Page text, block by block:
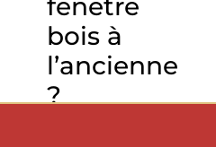
fenêtre
bois à
l’ancienne
?